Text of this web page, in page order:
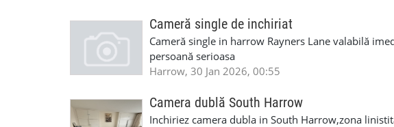
Cameră single de inchiriat
Cameră single in harrow Rayners Lane valabilă
persoană serioasa
Harrow, 30 Jan 2026, 00:55
Camera dublă South Harrow
Inchiriez camera dubla in South Harrow,zona